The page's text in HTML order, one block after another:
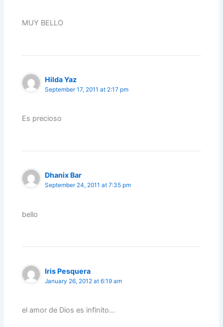
MUY BELLO
Hilda Yaz
September 17, 2011 at 2:17 pm
Es precioso
Dhanix Bar
September 24, 2011 at 7:35 pm
bello
Iris Pesquera
January 26, 2012 at 6:19 am
el amor de Dios es infinito…